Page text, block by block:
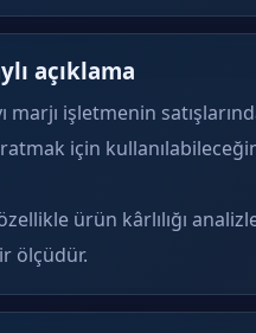
açıklama
marjı işletmenin
için
ürün kârlılığı
ölçüdür.